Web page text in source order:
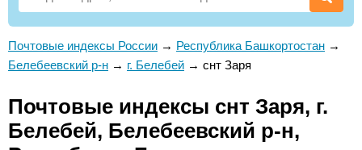
Почтовые индексы России → Республика Башкортостан →
Белебеевский р-н → г. Белебей → снт Заря
Почтовые индексы снт Заря, г.
Белебей, Белебеевский р-н,